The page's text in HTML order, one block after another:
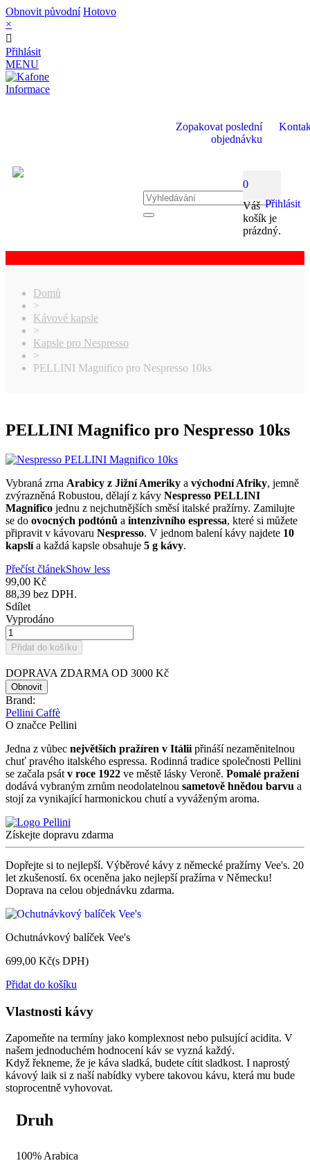
Obnovit původní Hotovo
×
Přihlásit
MENU
Informace
Zopakovat poslední
objednávku
0
Váš
košík je
prázdný.
Přihlásit
Domů
>
Kávové kapsle
>
Kapsle pro Nespresso
>
PELLINI Magnifico pro Nespresso 10ks
PELLINI Magnifico pro Nespresso 10ks
Vybraná zrna Arabicy z Jižní Ameriky a východní Afriky, jemně
zvýrazněná Robustou, dělají z kávy Nespresso PELLINI
Magnifico jednu z nejchutnějších směsí italské pražírny. Zamilujte
se do ovocných podtónů a intenzivního espressa, které si můžete
připravit v kávovaru Nespresso. V jednom balení kávy najdete 10
kapslía každá kapsle obsahuje 5 g kávy.
Přečíst článekShow less
99,00 Kč
88,39 bez DPH.
Sdílet
Vyprodáno
Přidat do košíku
DOPRAVA ZDARMA OD 3000 Kč
Brand:
Pellini Caffè
O značce Pellini
Jedna z vůbec největších pražíren v Itálii přináší nezaměnitelnou
chuť pravého italského espressa. Rodinná tradice společnosti Pellini
se začala psát v roce 1922 ve městě lásky Veroně. Pomalé pražení
dodává vybraným zrnům neodolatelnou sametově hnědou barvu a
stojí za vynikající harmonickou chutí a vyváženým aroma.
Získejte dopravu zdarma
Dopřejte si to nejlepší. Výběrové kávy z německé pražírny Vee's. 20
let zkušeností. 6x oceněna jako nejlepší pražírna v Německu!
Doprava na celou objednávku zdarma.
Ochutnávkový balíček Vee's
699,00 Kč(s DPH)
Přidat do košíku
Vlastnosti kávy
Zapomeňte na termíny jako komplexnost nebo pulsující acidita. V
našem jednoduchém hodnocení káv se vyzná každý.
Když řekneme, že je káva sladká, budete cítit sladkost. I naprostý
kávový laik si z naší nabídky vybere takovou kávu, která mu bude
stoprocentně vyhovovat.
Druh
100% Arabica